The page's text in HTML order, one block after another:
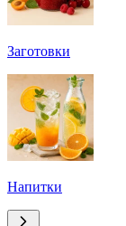
Заготовки
Напитки